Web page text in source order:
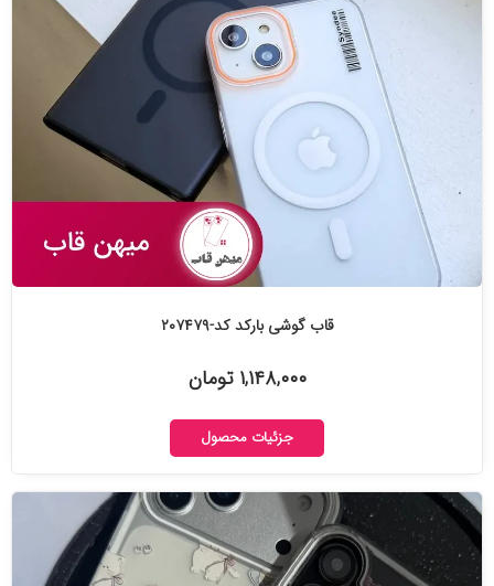
قاب گوشی بارکد کد-۲۰۷۴۷۹
۱,۱۴۸,۰۰۰ تومان
جزئیات محصول